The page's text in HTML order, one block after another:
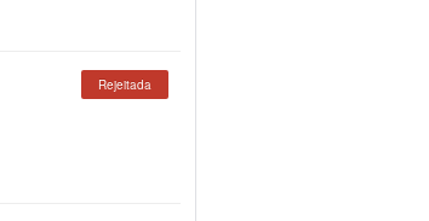
Rejeitada